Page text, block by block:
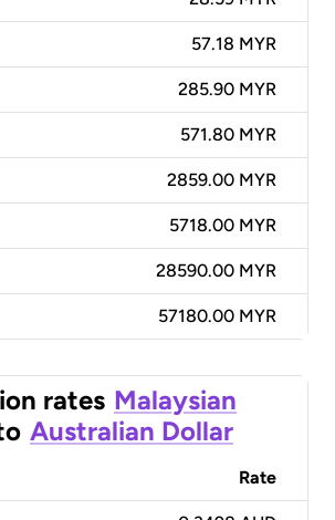
57.18 MYR
285.90 MYR
571.80 MYR
2859.00 MYR
5718.00 MYR
28590.00 MYR
57180.00 MYR
rates Malaysian
Australian Dollar
Rate